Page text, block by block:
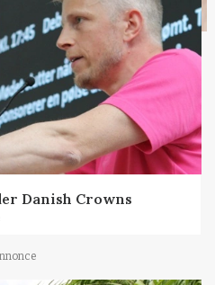
Danish Crowns